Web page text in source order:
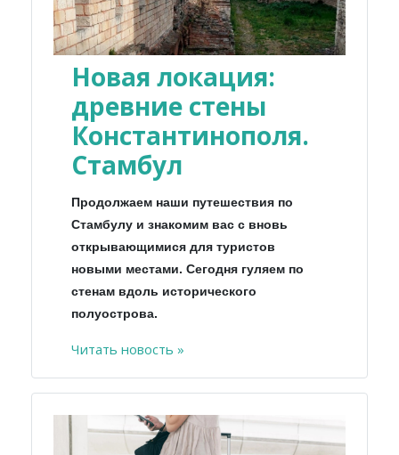
Новая локация:
древние стены
Константинополя.
Стамбул
Продолжаем наши путешествия по
Стамбулу и знакомим вас с вновь
открывающимися для туристов
новыми местами. Сегодня гуляем по
стенам вдоль исторического
полуострова.
Читать новость »